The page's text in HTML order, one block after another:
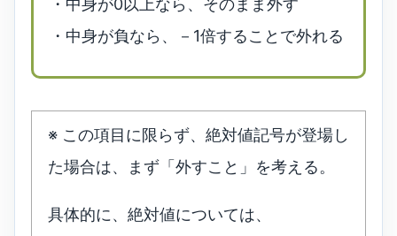
・中身が0以上なら、そのまま外す
・中身が負なら、－1倍することで外れる
※ この項目に限らず、絶対値記号が登場し
た場合は、まず「外すこと」を考える。
具体的に、絶対値については、